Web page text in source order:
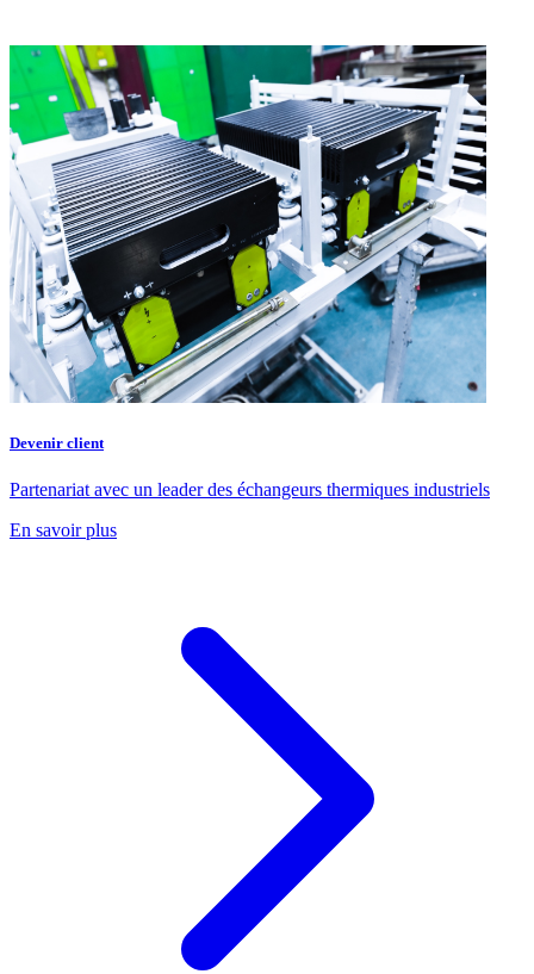
Devenir client
Partenariat avec un leader des échangeurs thermiques industriels
En savoir plus